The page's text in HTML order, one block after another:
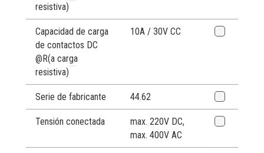
resistiva)
Capacidad de carga
de contactos DC
@R(a carga
resistiva)
10A / 30V CC
Serie de fabricante 44.62
Tensión conectada
max. 220V DC,
max. 400V AC